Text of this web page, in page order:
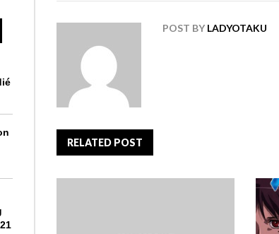
POST BY LADYOTAKU
RELATED POST